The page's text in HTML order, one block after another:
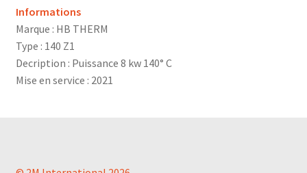
Informations
Marque : HB THERM
Type : 140 Z1
Decription : Puissance 8 kw 140° C
Mise en service : 2021